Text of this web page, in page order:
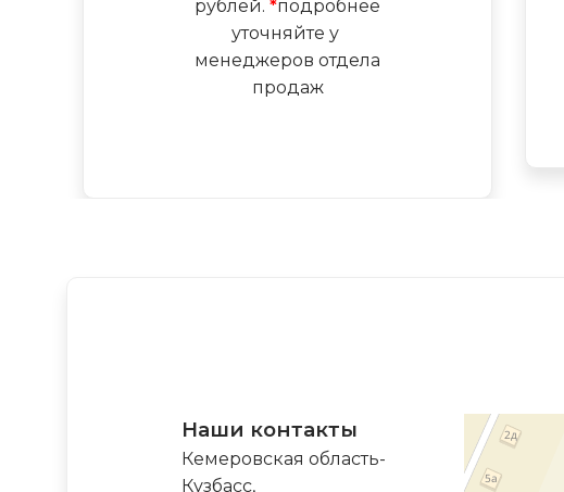
рублей.*подробнее
уточняйте у
менеджеров отдела
продаж
Наши контакты
Кемеровская область-
Кузбасс,